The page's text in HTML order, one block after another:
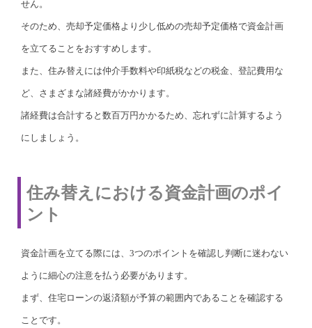
せん。
そのため、売却予定価格より少し低めの売却予定価格で資金計画
を立てることをおすすめします。
また、住み替えには仲介手数料や印紙税などの税金、登記費用な
ど、さまざまな諸経費がかかります。
諸経費は合計すると数百万円かかるため、忘れずに計算するよう
にしましょう。
住み替えにおける資金計画のポイ
ント
資金計画を立てる際には、3つのポイントを確認し判断に迷わない
ように細心の注意を払う必要があります。
まず、住宅ローンの返済額が予算の範囲内であることを確認する
ことです。